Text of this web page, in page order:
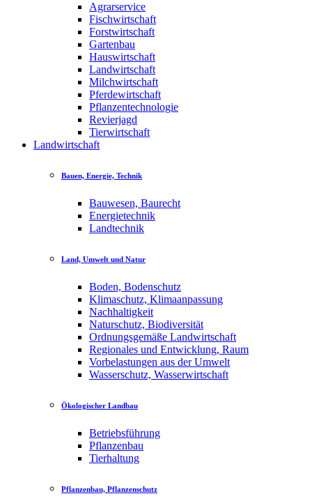
Agrarservice
Fischwirtschaft
Forstwirtschaft
Gartenbau
Hauswirtschaft
Landwirtschaft
Milchwirtschaft
Pferdewirtschaft
Pflanzentechnologie
Revierjagd
Tierwirtschaft
Landwirtschaft
Bauen, Energie, Technik
Bauwesen, Baurecht
Energietechnik
Landtechnik
Land, Umwelt und Natur
Boden, Bodenschutz
Klimaschutz, Klimaanpassung
Nachhaltigkeit
Naturschutz, Biodiversität
Ordnungsgemäße Landwirtschaft
Regionales und Entwicklung, Raum
Vorbelastungen aus der Umwelt
Wasserschutz, Wasserwirtschaft
Ökologischer Landbau
Betriebsführung
Pflanzenbau
Tierhaltung
Pflanzenbau, Pflanzenschutz